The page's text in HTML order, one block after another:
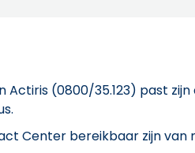
(0800/35.123) past
Center bereikbaar zijn